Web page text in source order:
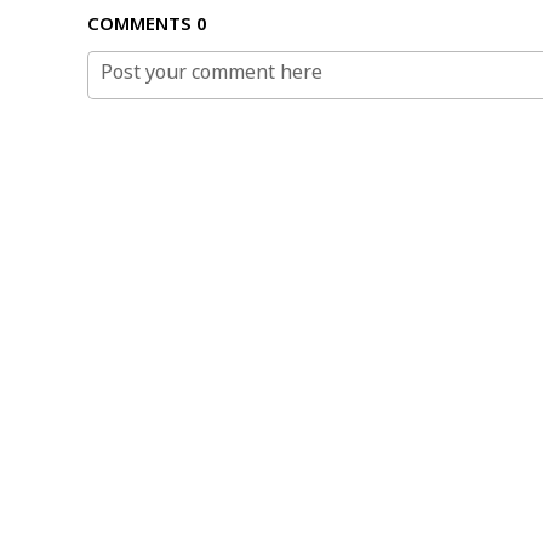
COMMENTS 0